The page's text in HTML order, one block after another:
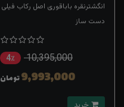
انگشترنقره باباقوری اصل رکاب فیلی
دست ساز
10,395,000 4٪
9,993,000تومان